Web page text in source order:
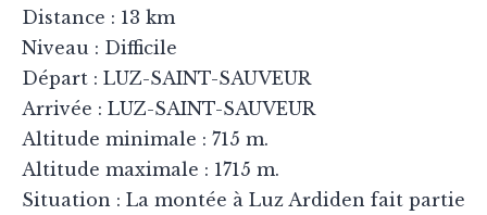
Distance : 13 km
Niveau : Difficile
Départ : LUZ-SAINT-SAUVEUR
Arrivée : LUZ-SAINT-SAUVEUR
Altitude minimale : 715 m.
Altitude maximale : 1715 m.
Situation : La montée à Luz Ardiden fait partie